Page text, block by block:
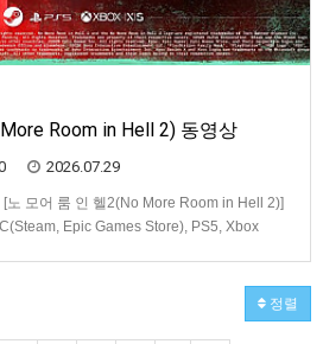
Room in Hell 2) 동영상
2026.07.29
노 모어 룸 인 헬2(No More Room in Hell 2)]
Epic Games Store), PS5, Xbox
정렬